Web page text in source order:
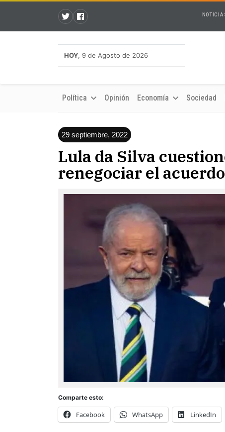
HOY, 9 de Agosto de 2026
Política Opinión Economía Sociedad
29 septiembre, 2022
Lula da Silva
renegociar el
Comparte esto:
Facebook WhatsApp LinkedIn